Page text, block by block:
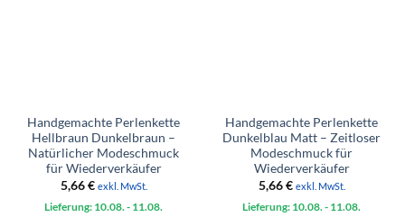
Handgemachte Perlenkette
Hellbraun Dunkelbraun –
Natürlicher Modeschmuck
für Wiederverkäufer
5,66€ exkl. MwSt.
Lieferung: 10.08. - 11.08.
Handgemachte Perlenkette
Dunkelblau Matt – Zeitloser
Modeschmuck für
Wiederverkäufer
5,66€ exkl. MwSt.
Lieferung: 10.08. - 11.08.